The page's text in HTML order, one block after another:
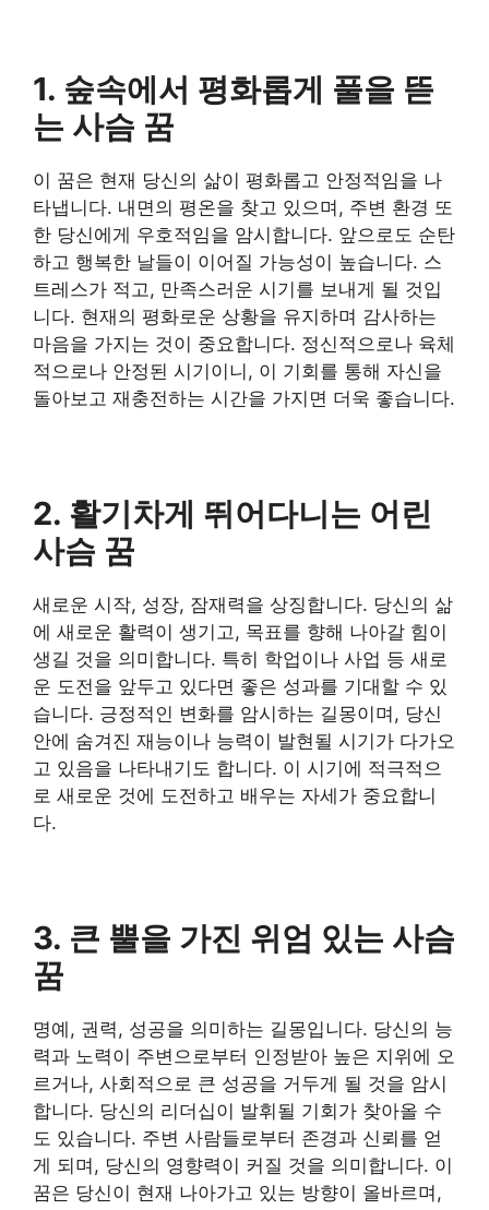
1. 숲속에서 평화롭게 풀을 뜯
는 사슴 꿈
이 꿈은 현재 당신의 삶이 평화롭고 안정적임을 나
타냅니다. 내면의 평온을 찾고 있으며, 주변 환경 또
한 당신에게 우호적임을 암시합니다. 앞으로도 순탄
하고 행복한 날들이 이어질 가능성이 높습니다. 스
트레스가 적고, 만족스러운 시기를 보내게 될 것입
니다. 현재의 평화로운 상황을 유지하며 감사하는
마음을 가지는 것이 중요합니다. 정신적으로나 육체
적으로나 안정된 시기이니, 이 기회를 통해 자신을
돌아보고 재충전하는 시간을 가지면 더욱 좋습니다.
2. 활기차게 뛰어다니는 어린
사슴 꿈
새로운 시작, 성장, 잠재력을 상징합니다. 당신의 삶
에 새로운 활력이 생기고, 목표를 향해 나아갈 힘이
생길 것을 의미합니다. 특히 학업이나 사업 등 새로
운 도전을 앞두고 있다면 좋은 성과를 기대할 수 있
습니다. 긍정적인 변화를 암시하는 길몽이며, 당신
안에 숨겨진 재능이나 능력이 발현될 시기가 다가오
고 있음을 나타내기도 합니다. 이 시기에 적극적으
로 새로운 것에 도전하고 배우는 자세가 중요합니
다.
3. 큰 뿔을 가진 위엄 있는 사슴
꿈
명예, 권력, 성공을 의미하는 길몽입니다. 당신의 능
력과 노력이 주변으로부터 인정받아 높은 지위에 오
르거나, 사회적으로 큰 성공을 거두게 될 것을 암시
합니다. 당신의 리더십이 발휘될 기회가 찾아올 수
도 있습니다. 주변 사람들로부터 존경과 신뢰를 얻
게 되며, 당신의 영향력이 커질 것을 의미합니다. 이
꿈은 당신이 현재 나아가고 있는 방향이 올바르며,